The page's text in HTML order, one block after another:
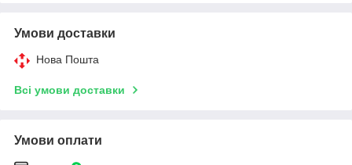
Умови доставки
Нова Пошта
Всі умови доставки
Умови оплати